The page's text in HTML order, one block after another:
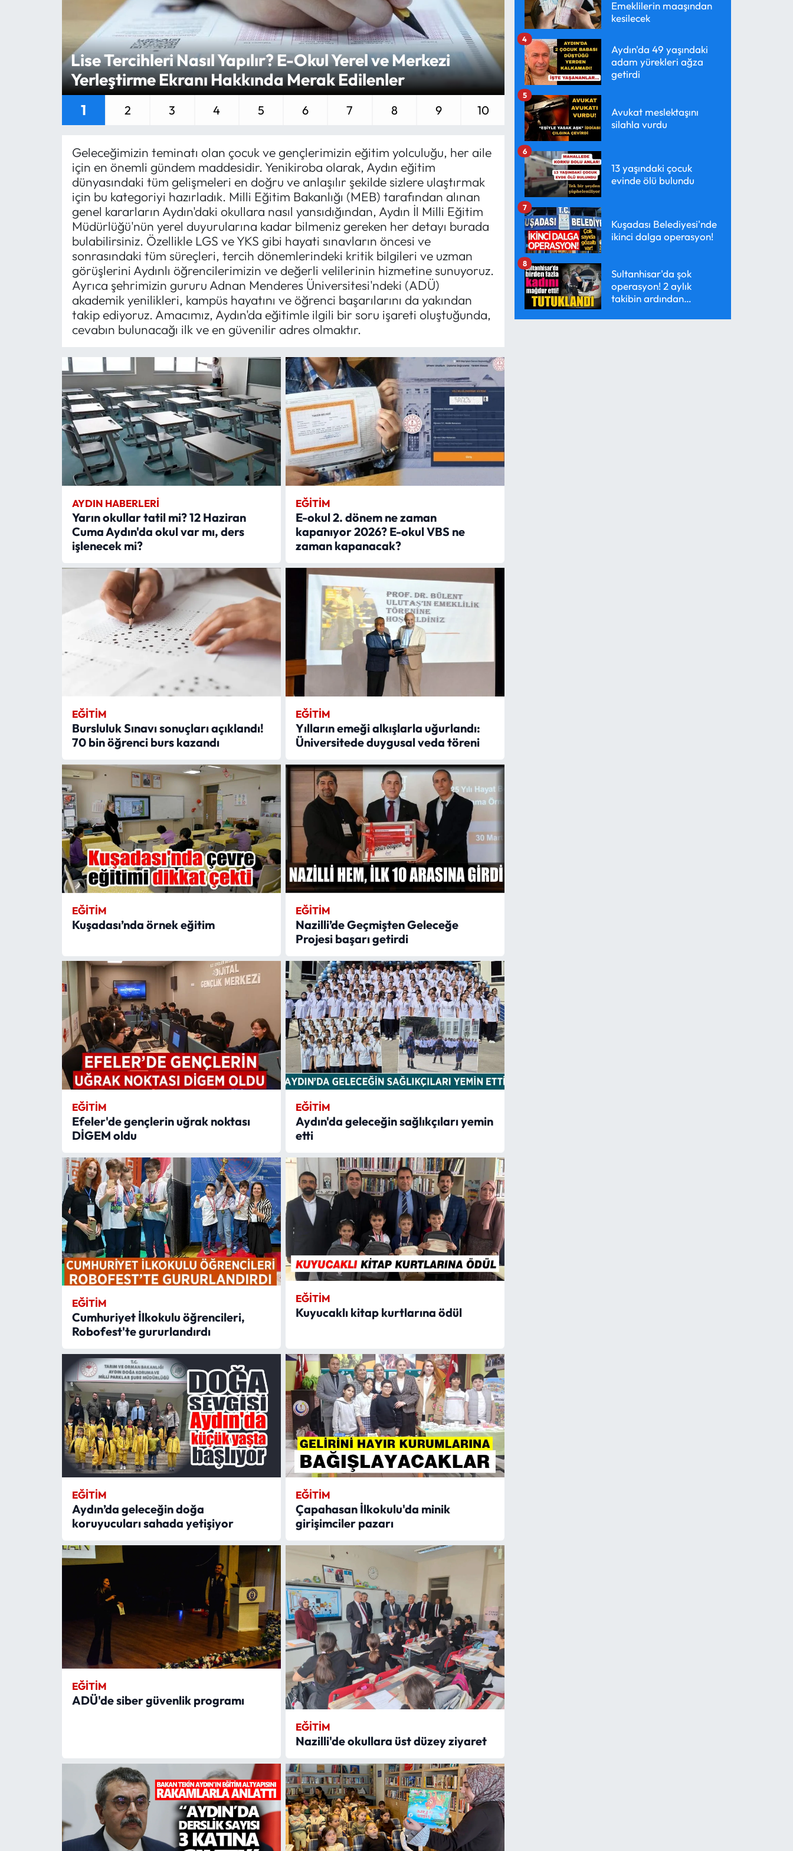
Lise Tercihleri Nasıl Yapılır? E-Okul Yerel ve Merkezi
Yerleştirme Ekranı Hakkında Merak Edilenler
1 2 3 4 5 6 7 8 9 10
Geleceğimizin teminatı olan çocuk ve gençlerimizin eğitim yolculuğu, her aile
için en önemli gündem maddesidir. Yenikiroba olarak, Aydın eğitim
dünyasındaki tüm gelişmeleri en doğru ve anlaşılır şekilde sizlere ulaştırmak
için bu kategoriyi hazırladık. Milli Eğitim Bakanlığı (MEB) tarafından alınan
genel kararların Aydın'daki okullara nasıl yansıdığından, Aydın İl Milli Eğitim
Müdürlüğü'nün yerel duyurularına kadar bilmeniz gereken her detayı burada
bulabilirsiniz. Özellikle LGS ve YKS gibi hayati sınavların öncesi ve
sonrasındaki tüm süreçleri, tercih dönemlerindeki kritik bilgileri ve uzman
görüşlerini Aydınlı öğrencilerimizin ve değerli velilerinin hizmetine sunuyoruz.
Ayrıca şehrimizin gururu Adnan Menderes Üniversitesi'ndeki (ADÜ)
akademik yenilikleri, kampüs hayatını ve öğrenci başarılarını da yakından
takip ediyoruz. Amacımız, Aydın'da eğitimle ilgili bir soru işareti oluştuğunda,
cevabın bulunacağı ilk ve en güvenilir adres olmaktır.
AYDIN HABERLERI
Yarın okullar tatil mi? 12 Haziran
Cuma Aydın'da okul var mı, ders
işlenecek mi?
EĞITIM
E-okul 2. dönem ne zaman
kapanıyor 2026? E-okul VBS ne
zaman kapanacak?
EĞITIM
Bursluluk Sınavı sonuçları açıklandı!
70 bin öğrenci burs kazandı
EĞITIM
Yılların emeği alkışlarla uğurlandı:
Üniversitede duygusal veda töreni
EĞITIM
Kuşadası’nda örnek eğitim
EĞITIM
Nazilli’de Geçmişten Geleceğe
Projesi başarı getirdi
EĞITIM
Efeler'de gençlerin uğrak noktası
DİGEM oldu
EĞITIM
Aydın'da geleceğin sağlıkçıları yemin
etti
EĞITIM
Cumhuriyet İlkokulu öğrencileri,
Robofest'te gururlandırdı
EĞITIM
Kuyucaklı kitap kurtlarına ödül
EĞITIM
Aydın’da geleceğin doğa
koruyucuları sahada yetişiyor
EĞITIM
Çapahasan İlkokulu'da minik
girişimciler pazarı
EĞITIM
ADÜ'de siber güvenlik programı
EĞITIM
Nazilli'de okullara üst düzey ziyaret
Emeklilerin maaşından
kesilecek
Aydın'da 49 yaşındaki
adam yürekleri ağza
getirdi
4
Avukat meslektaşını
silahla vurdu
5
13 yaşındaki çocuk
evinde ölü bulundu
6
Kuşadası Belediyesi'nde
ikinci dalga operasyon!
7
Sultanhisar'da şok
operasyon! 2 aylık
takibin ardından
8
SAĞLIK
SİYASET
RESMİ İLANLAR
HABER İLAN